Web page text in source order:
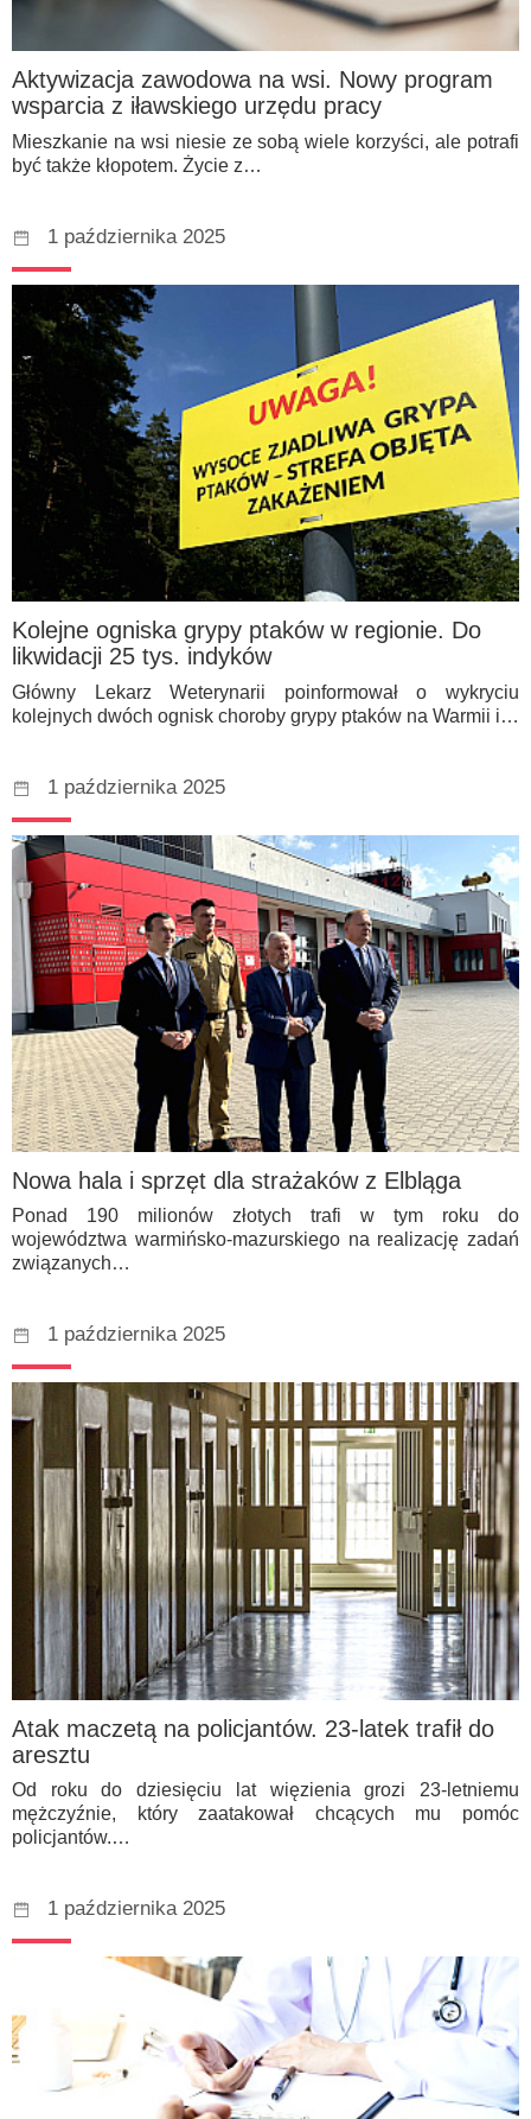
Aktywizacja zawodowa na wsi. Nowy program
wsparcia z iławskiego urzędu pracy
Mieszkanie na wsi niesie ze sobą wiele korzyści, ale potrafi
być także kłopotem. Życie z…
1 października 2025
Kolejne ogniska grypy ptaków w regionie. Do
likwidacji 25 tys. indyków
Główny Lekarz Weterynarii poinformował o wykryciu
kolejnych dwóch ognisk choroby grypy ptaków na Warmii i…
1 października 2025
Nowa hala i sprzęt dla strażaków z Elbląga
Ponad 190 milionów złotych trafi w tym roku do
województwa warmińsko-mazurskiego na realizację zadań
związanych…
1 października 2025
Atak maczetą na policjantów. 23-latek trafił do
aresztu
Od roku do dziesięciu lat więzienia grozi 23-letniemu
mężczyźnie, który zaatakował chcących mu pomóc
policjantów.…
1 października 2025